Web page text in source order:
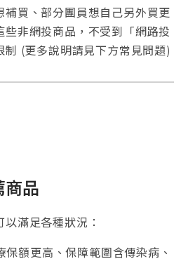
補買、部分團員想自己另外買更
些非網投商品，不受到「網路投
制 (更多說明請見下方常見問題)
商品
滿足各種狀況：
保額更高、保障範圍含傳染病、